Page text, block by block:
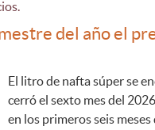
del año el
El litro de nafta súper se
cerró el sexto mes del
en los primeros seis